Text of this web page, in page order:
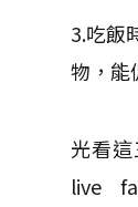
3.吃飯
物，能
光看
live